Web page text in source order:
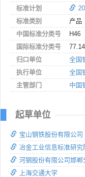
标准计划
标准类别
产品
中国标准分类号
H46
国际标准分类号
归口单位
全国
执行单位
全国
主管部门
中国
起草单位
宝山钢铁股份有限公司
冶金工业信息标准研究
河钢股份有限公司邯郸
上海交通大学